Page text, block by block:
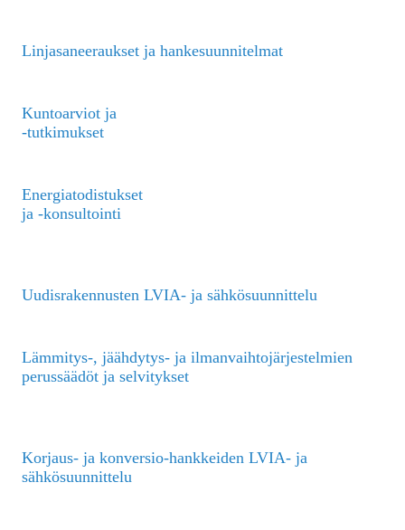
Linjasaneeraukset ja hankesuunnitelmat
Kuntoarviot ja
-tutkimukset
Energiatodistukset
ja -konsultointi
Uudisrakennusten LVIA- ja sähkösuunnittelu
Lämmitys-, jäähdytys- ja ilmanvaihtojärjestelmien
perussäädöt ja selvitykset
Korjaus- ja konversio-hankkeiden LVIA- ja
sähkösuunnittelu